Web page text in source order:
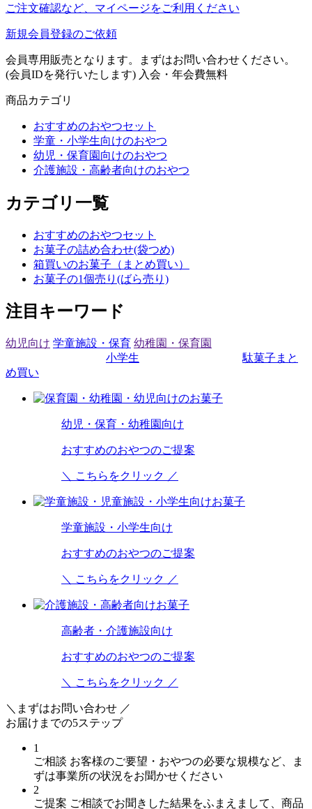
ご注文確認など、マイページをご利用ください
新規会員登録のご依頼
会員専用販売となります。まずはお問い合わせください。
(会員IDを発行いたします) 入会・年会費無料
商品カテゴリ
おすすめのおやつセット
学童・小学生向けのおやつ
幼児・保育園向けのおやつ
介護施設・高齢者向けのおやつ
カテゴリ一覧
おすすめのおやつセット
お菓子の詰め合わせ(袋つめ)
箱買いのお菓子（まとめ買い）
お菓子の1個売り(ばら売り)
注目キーワード
幼児向け 学童施設・保育 幼稚園・保育園
小学生
駄菓子まと
め買い
幼児・保育・幼稚園向け
おすすめのおやつのご提案
＼ こちらをクリック ／
学童施設・小学生向け
おすすめのおやつのご提案
＼ こちらをクリック ／
高齢者・介護施設向け
おすすめのおやつのご提案
＼ こちらをクリック ／
＼まずはお問い合わせ ／
お届けまでの5ステップ
1
ご相談 お客様のご要望・おやつの必要な規模など、ま
ずは事業所の状況をお聞かせください
2
ご提案 ご相談でお聞きした結果をふまえまして、商品